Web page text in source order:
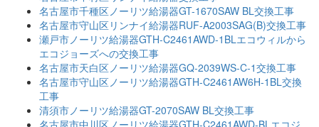
名古屋市千種区ノーリツ給湯器GT-1670SAW BL交換工事
名古屋市守山区リンナイ給湯器RUF-A2003SAG(B)交換工事
瀬戸市ノーリツ給湯器GTH-C2461AWD-1BLエコウィルから
エコジョーズへの交換工事
名古屋市天白区ノーリツ給湯器GQ-2039WS-C-1交換工事
名古屋市守山区ノーリツ給湯器GTH-C2461AW6H-1BL交換
工事
清須市ノーリツ給湯器GT-2070SAW BL交換工事
名古屋市中川区ノーリツ給湯器GTH-C2461AWD-BLエコジ